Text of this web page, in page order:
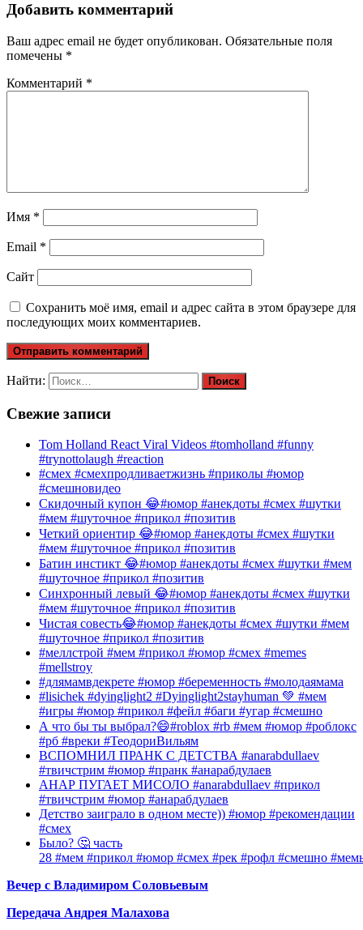
Добавить комментарий
Ваш адрес email не будет опубликован. Обязательные поля
помечены *
Комментарий *
Имя *
Email *
Сайт
Сохранить моё имя, email и адрес сайта в этом браузере для
последующих моих комментариев.
Найти:
Свежие записи
Tom Holland React Viral Videos #tomholland #funny
#trynottolaugh #reaction
#смех #смехпродливаетжизнь #приколы #юмор
#смешновидео
Скидочный купон 😂#юмор #анекдоты #смех #шутки
#мем #шуточное #прикол #позитив
Четкий ориентир 😂#юмор #анекдоты #смех #шутки
#мем #шуточное #прикол #позитив
Батин инстикт 😂#юмор #анекдоты #смех #шутки #мем
#шуточное #прикол #позитив
Синхронный левый 😂#юмор #анекдоты #смех #шутки
#мем #шуточное #прикол #позитив
Чистая совесть😂#юмор #анекдоты #смех #шутки #мем
#шуточное #прикол #позитив
#меллстрой #мем #прикол #юмор #смех #memes
#mellstroy
#длямамвдекрете #юмор #беременность #молодаямама
#lisichek #dyinglight2 #Dyinglight2stayhuman 💚 #мем
#игры #юмор #прикол #фейл #баги #угар #смешно
А что бы ты выбрал?😄#roblox #rb #мем #юмор #роблокс
#рб #вреки #ТеодориВильям
ВСПОМНИЛ ПРАНК С ДЕТСТВА #anarabdullaev
#твичстрим #юмор #пранк #анарабдулаев
АНАР ПУГАЕТ МИСОЛО #anarabdullaev #прикол
#твичстрим #юмор #анарабдулаев
Детство заиграло в одном месте)) #юмор #рекомендации
#смех
Было? 🤔 часть
28 #мем #прикол #юмор #смех #рек #рофл #смешно
Вечер с Владимиром Соловьевым
Передача Андрея Малахова